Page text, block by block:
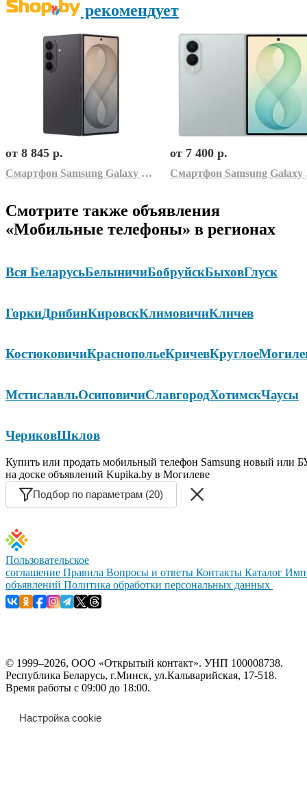
рекомендует
от 8 845 р.
Смартфон Samsung Galaxy Z Fold8 Ultra SM-F976B 16GB/1TB (серый)
от 7 400 р.
Смотрите также объявления
«Мобильные телефоны» в регионах
Вся БеларусьБелыничиБобруйскБыховГлуск
ГоркиДрибинКировскКлимовичиКличев
КостюковичиКраснопольеКричевКруглое
МстиславльОсиповичиСлавгородХотимскЧаусы
ЧериковШклов
Купить или продать мобильный телефон Samsung новый или
на доске объявлений Kupika.by в Могилеве
Подбор по параметрам (20)
Пользовательское
соглашение Правила Вопросы и ответы Контакты Каталог
объявлений Политика обработки персональных данных
© 1999–2026, ООО «Открытый контакт». УНП 100008738.
Республика Беларусь, г.Минск, ул.Кальварийская, 17-518.
Время работы с 09:00 до 18:00.
Настройка cookie